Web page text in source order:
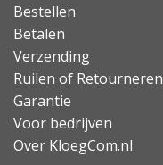
Bestellen
Betalen
Verzending
Ruilen of Retourneren
Garantie
Voor bedrijven
Over KloegCom.nl